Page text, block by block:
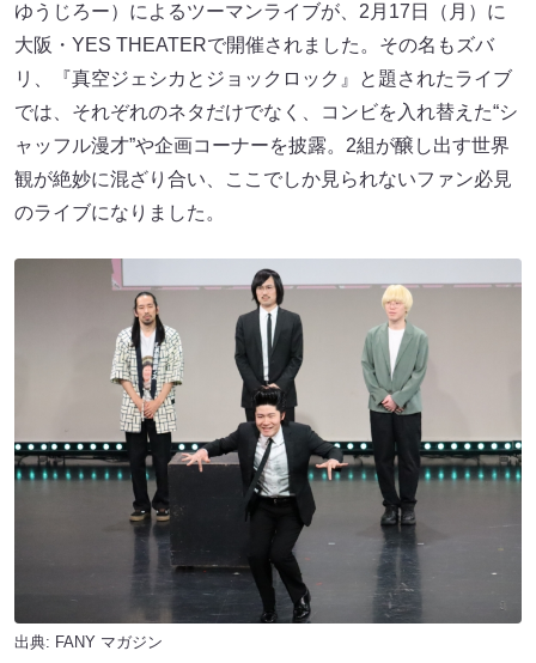
ゆうじろー）によるツーマンライブが、2月17日（月）に
大阪・YES THEATERで開催されました。その名もズバ
リ、『真空ジェシカとジョックロック』と題されたライブ
では、それぞれのネタだけでなく、コンビを入れ替えた“シ
ャッフル漫才”や企画コーナーを披露。2組が醸し出す世界
観が絶妙に混ざり合い、ここでしか見られないファン必見
のライブになりました。
出典: FANY マガジン